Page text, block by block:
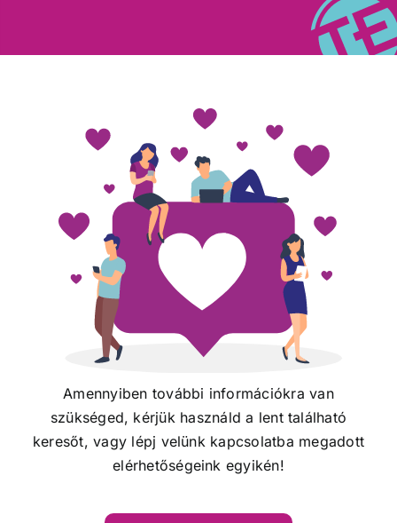
Amennyiben további információkra van
szükséged, kérjük használd a lent található
keresőt, vagy lépj velünk kapcsolatba megadott
elérhetőségeink egyikén!